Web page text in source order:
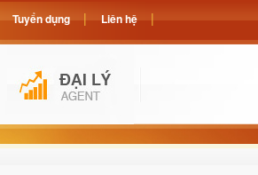
Tuyển dụng Liên hệ